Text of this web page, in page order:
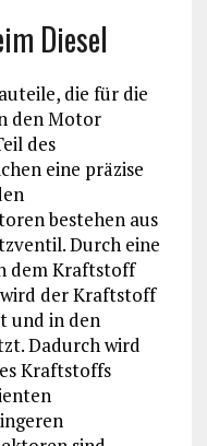
Diesel
die für die
den Motor
des
eine präzise
bestehen aus
Durch eine
dem Kraftstoff
der Kraftstoff
und in den
Dadurch wird
Kraftstoffs